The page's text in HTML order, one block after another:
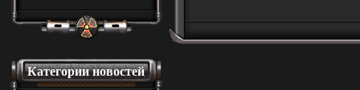
Категории новостей